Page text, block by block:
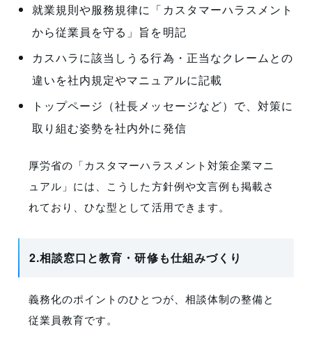
就業規則や服務規律に「カスタマーハラスメント
から従業員を守る」旨を明記
カスハラに該当しうる行為・正当なクレームとの
違いを社内規定やマニュアルに記載
トップページ（社長メッセージなど）で、対策に
取り組む姿勢を社内外に発信
厚労省の「カスタマーハラスメント対策企業マニ
ュアル」には、こうした方針例や文言例も掲載さ
れており、ひな型として活用できます。
2.相談窓口と教育・研修も仕組みづくり
義務化のポイントのひとつが、相談体制の整備と
従業員教育です。